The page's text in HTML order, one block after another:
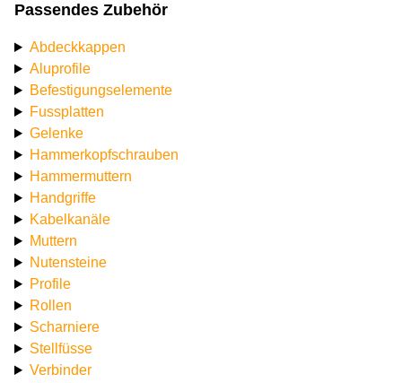
Passendes Zubehör
Abdeckkappen
Aluprofile
Befestigungselemente
Fussplatten
Gelenke
Hammerkopfschrauben
Hammermuttern
Handgriffe
Kabelkanäle
Muttern
Nutensteine
Profile
Rollen
Scharniere
Stellfüsse
Verbinder